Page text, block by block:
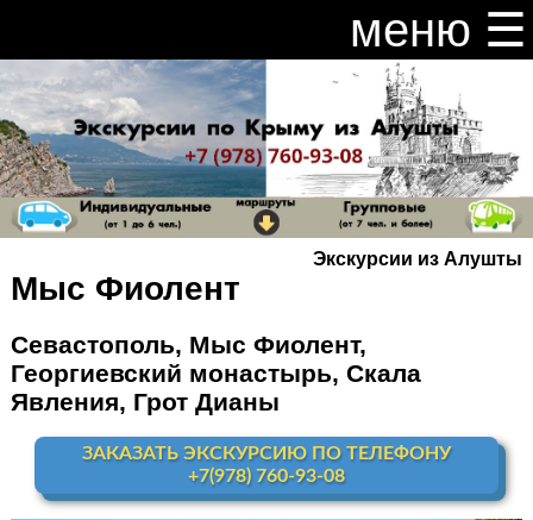
меню ☰
закрыть меню ×
Расписание и цены на экскурсии 2026
Индивидуальные экскурсии по Крыму
Видео канал Youtube
Мисхор + Ай-Петри
Алупка + Ай-Петри
Алупка Воронцовскийдворец
Премиум-тур
Экскурсии из Алушты
Мыс Фиолент
Севастополь, Мыс Фиолент,
Георгиевский монастырь, Скала
Явления, Грот Дианы
ЗАКАЗАТЬ ЭКСКУРСИЮ ПО ТЕЛЕФОНУ
+7(978) 760-93-08